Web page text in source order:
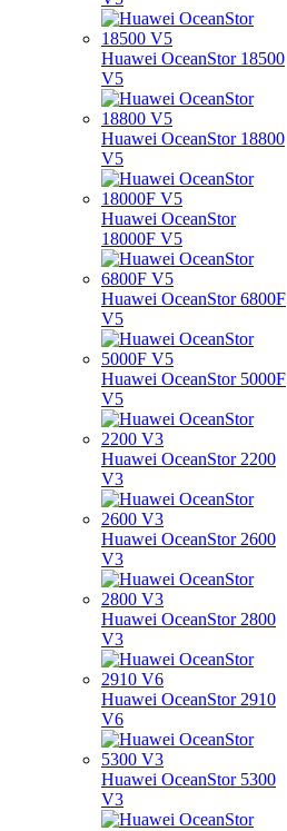
Huawei OceanStor 18500
V5
Huawei OceanStor 18800
V5
Huawei OceanStor
18000F V5
Huawei OceanStor 6800F
V5
Huawei OceanStor 5000F
V5
Huawei OceanStor 2200
V3
Huawei OceanStor 2600
V3
Huawei OceanStor 2800
V3
Huawei OceanStor 2910
V6
Huawei OceanStor 5300
V3